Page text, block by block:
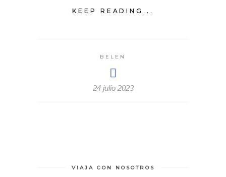
KEEP READING...
BELEN
24 julio 2023
VIAJA CON NOSOTROS